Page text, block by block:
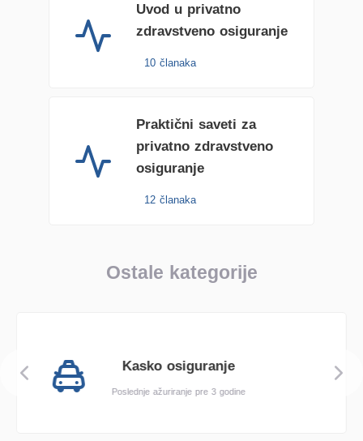
Uvod u privatno
zdravstveno osiguranje
10 članaka
Praktični saveti za
privatno zdravstveno
osiguranje
12 članaka
Ostale kategorije
Kasko osiguranje
Poslednje ažuriranje pre 3 godine